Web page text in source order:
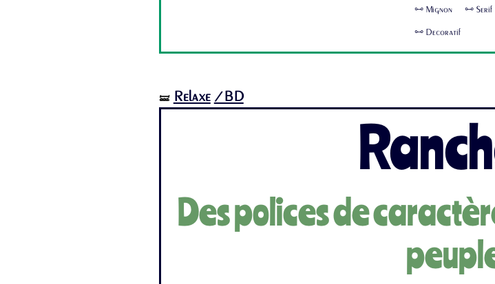
🜺 Mignon
🜺 Decoratif
🜺 Serif
🝛 Relaxe /BD
Des polices de